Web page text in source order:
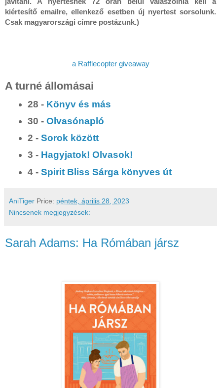
javítani. A nyertesnek 72 órán belül válaszolnia kell a
kiértesítő emailre, ellenkező esetben új nyertest sorsolunk.
a Rafflecopter giveaway
A turné állomásai
28 - Könyv és más
30 -Olvasónapló
2 -Sorok között
3 - Hagyjatok! Olvasok!
4 -Spirit Bliss Sárga könyves út
AniTiger Price: péntek, április 28, 2023
Nincsenek megjegyzések:
Sarah Adams: Ha Rómában jársz